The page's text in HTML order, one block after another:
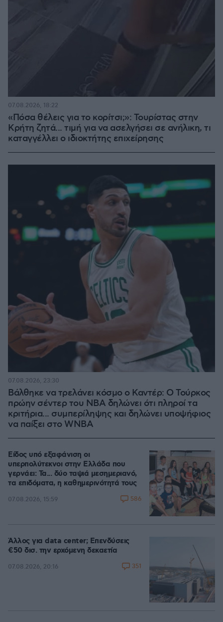
«Πόσα θέλεις για το κορίτσι;»: Τουρίστας στην
Κρήτη ζητά... τιμή για να ασελγήσει σε ανήλικη, τι
καταγγέλλει ο ιδιοκτήτης επιχείρησης
07.08.2026, 18:22
Βάλθηκε να τρελάνει κόσμο ο Καντέρ: Ο Τούρκος
πρώην σέντερ του NBA δηλώνει ότι πληροί τα
κριτήρια... συμπερίληψης και δηλώνει υποψήφιος
να παίξει στο WNBA
07.08.2026, 23:30
Είδος υπό εξαφάνιση οι
υπερπολύτεκνοι στην Ελλάδα που
γερνάει: Τα... δύο ταψιά μεσημεριανό,
τα επιδόματα, η καθημερινότητά τους
07.08.2026, 15:59 586
Άλλος για data center; Επενδύσεις
€50 δισ. την ερχόμενη δεκαετία
07.08.2026, 20:16 351